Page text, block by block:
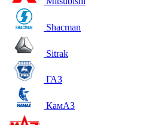
Shacman
Sitrak
ГАЗ
КамАЗ